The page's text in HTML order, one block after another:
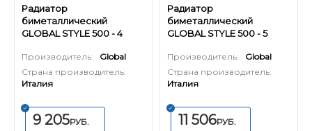
Радиатор
биметаллический
GLOBAL STYLE 500 - 4
Производитель:
Global
Страна производитель:
Италия
9 205РУБ.
Радиатор
биметаллический
GLOBAL STYLE 500 - 5
Производитель:
Global
Страна производитель:
Италия
11 506РУБ.